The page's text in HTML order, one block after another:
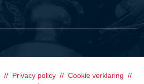
Privacy policy
Cookie verklaring